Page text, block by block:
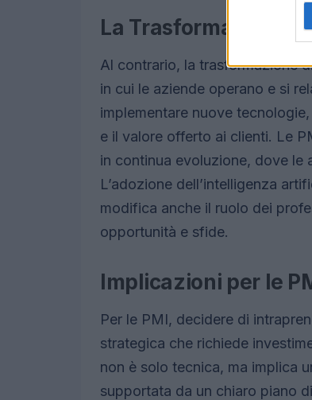
La Trasformazione
Al contrario, la trasformazione
in cui le aziende operano e si
implementare nuove
e il valore offerto ai clienti. Le
in continua evoluzione, dove le
L’adozione dell’intelligenza
modifica anche il ruolo dei
opportunità e sfide.
Implicazioni per le
Per le PMI, decidere di
strategica che richiede
non è solo tecnica, ma implica
supportata da un chiaro piano